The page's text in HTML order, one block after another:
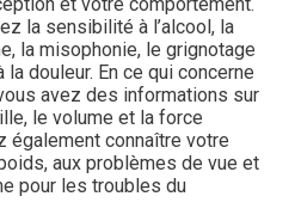
la sensibilité à l’alcool, la
la misophonie, le grignotage
douleur. En ce qui concerne
avez des informations sur
le volume et la force
également connaître votre
aux problèmes de vue et
pour les troubles du